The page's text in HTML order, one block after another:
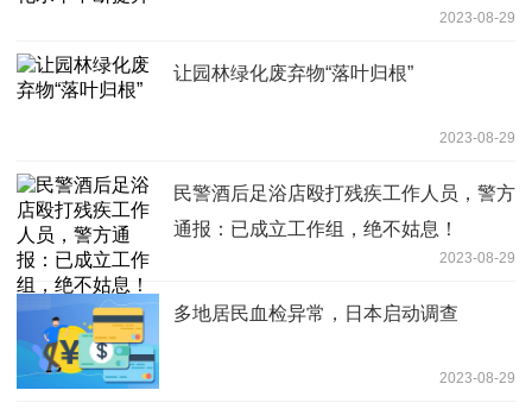
2023-08-29
让园林绿化废弃物“落叶归根”
2023-08-29
民警酒后足浴店殴打残疾工作人员，警方
通报：已成立工作组，绝不姑息！
2023-08-29
多地居民血检异常，日本启动调查
2023-08-29